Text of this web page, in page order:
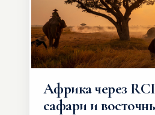
Африка через
сафари и